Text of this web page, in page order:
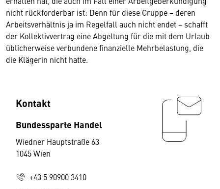
nicht rückforderbar ist: Denn für diese Gruppe − deren
Arbeitsverhältnis ja im Regelfall auch nicht endet − schafft
der Kollektivvertrag eine Abgeltung für die mit dem Urlaub
üblicherweise verbundene finanzielle Mehrbelastung, die
die Klägerin nicht hatte.
Kontakt
Bundessparte Handel
Wiedner Hauptstraße 63
1045 Wien
+43 5 90900 3410